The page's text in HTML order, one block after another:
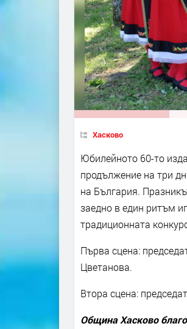
Хасково
Юбилейното 60-то
продължение на три
на България.
заедно в един ритъм
традиционната
Първа сцена:
Цветанова.
Втора сцена:
Община Хасково